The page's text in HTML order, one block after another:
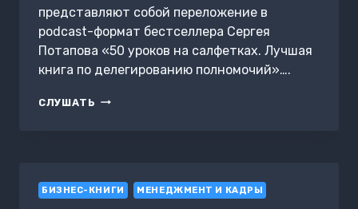
представляют собой переложение в
podcast-формат бестселлера Сергея
Потапова «50 уроков на салфетках. Лучшая
книга по делегированию полномочий»….
СЛУШАТЬ ДЕЛЕГИРОВАНИЕ
1-
БИЗНЕС-КНИГИ МЕНЕДЖМЕНТ И КАДРЫ